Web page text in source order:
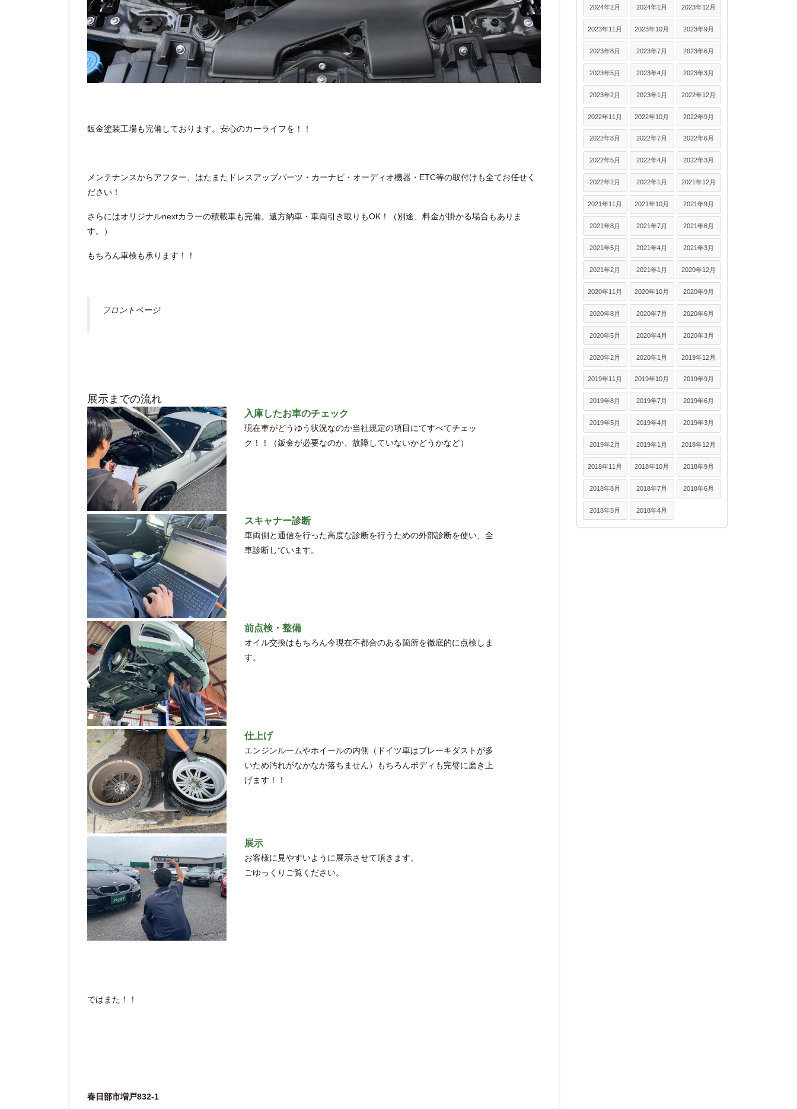
鈑金塗装工場も完備しております。安心のカーライフを！！
メンテナンスからアフター、はたまたドレスアップパーツ・カーナビ・オーディオ機器・ETC等の取付けも全てお任せく
ださい！
さらにはオリジナルnextカラーの積載車も完備。遠方納車・車両引き取りもOK！（別途、料金が掛かる場合もありま
す。）
もちろん車検も承ります！！
フロントページ
展示までの流れ
入庫したお車のチェック
現在車がどうゆう状況なのか当社規定の項目にてすべてチェッ
ク！！（鈑金が必要なのか、故障していないかどうかなど）
スキャナー診断
車両側と通信を行った高度な診断を行うための外部診断を使い、全
車診断しています。
前点検・整備
オイル交換はもちろん今現在不都合のある箇所を徹底的に点検しま
す。
仕上げ
エンジンルームやホイールの内側（ドイツ車はブレーキダストが多
いため汚れがなかなか落ちません）もちろんボディも完璧に磨き上
げます！！
展示
お客様に見やすいように展示させて頂きます。
ごゆっくりご覧ください。
ではまた！！
春日部市増戸832-1
2024年2月 2024年1月 2023年12月
2023年11月 2023年10月 2023年9月
2023年8月 2023年7月 2023年6月
2023年5月 2023年4月 2023年3月
2023年2月 2023年1月 2022年12月
2022年11月 2022年10月 2022年9月
2022年8月 2022年7月 2022年6月
2022年5月 2022年4月 2022年3月
2022年2月 2022年1月 2021年12月
2021年11月 2021年10月 2021年9月
2021年8月 2021年7月 2021年6月
2021年5月 2021年4月 2021年3月
2021年2月 2021年1月 2020年12月
2020年11月 2020年10月 2020年9月
2020年8月 2020年7月 2020年6月
2020年5月 2020年4月 2020年3月
2020年2月 2020年1月 2019年12月
2019年11月 2019年10月 2019年9月
2019年8月 2019年7月 2019年6月
2019年5月 2019年4月 2019年3月
2019年2月 2019年1月 2018年12月
2018年11月 2018年10月 2018年9月
2018年8月 2018年7月 2018年6月
2018年5月 2018年4月